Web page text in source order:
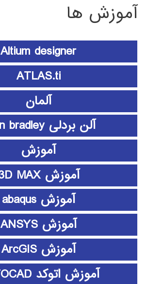
آموزش ها
Altium designer
ATLAS.ti
آلمان
آلن بردلی Allen bradley
آموزش
آموزش 3D MAX
آموزش abaqus
آموزش ANSYS
آموزش ArcGIS
آموزش اتوکد AUTOCAD